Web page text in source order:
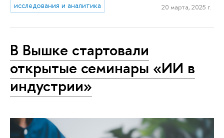
исследования и аналитика
20 марта, 2025 г.
В Вышке стартовали
открытые семинары «ИИ в
индустрии»